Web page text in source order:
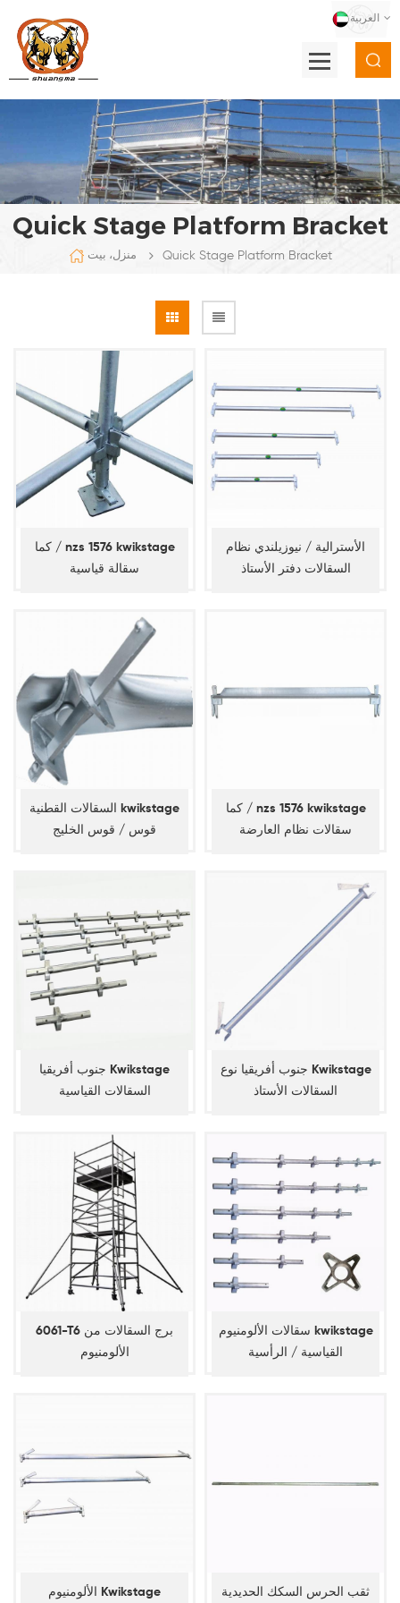
العربية
Quick Stage Platform Bracket
منزل، بيت Quick Stage Platform Bracket
كما / nzs 1576 kwikstage
سقالة قياسية
الأسترالية / نيوزيلندي نظام
السقالات دفتر الأستاذ
السقالات القطنية kwikstage
قوس / قوس الخليج
كما / nzs 1576 kwikstage
سقالات نظام العارضة
جنوب أفريقيا Kwikstage
السقالات القياسية
جنوب أفريقيا نوع Kwikstage
السقالات الأستاذ
6061-T6 برج السقالات من
الألومنيوم
سقالات الألومنيوم kwikstage
القياسية / الرأسية
الألومنيوم Kwikstage ثقب الحرس السكك الحديدية